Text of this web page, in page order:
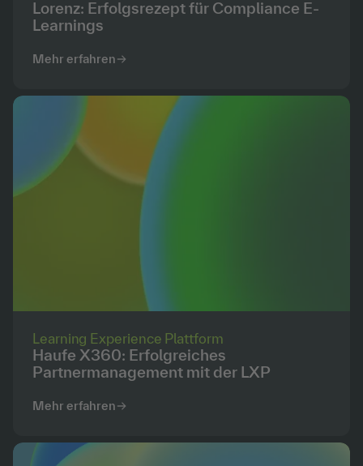
Lorenz: Erfolgsrezept für Compliance E-
Learnings
Mehr erfahren
Learning Experience Plattform
Haufe X360: Erfolgreiches
Partnermanagement mit der LXP
Mehr erfahren